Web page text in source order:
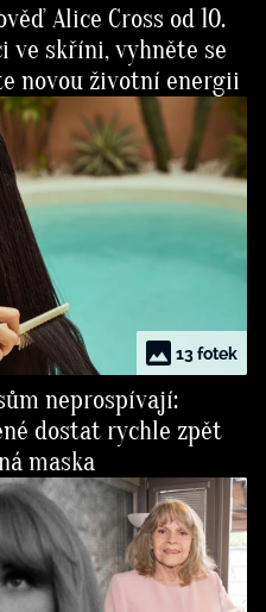
Alice Cross od 10.
ve skříni, vyhněte se
novou životní energii
13 fotek
neprospívají:
dostat rychle zpět
maska